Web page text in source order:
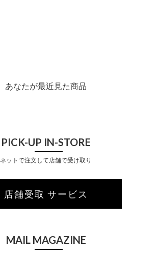
あなたが最近見た商品
PICK-UP IN-STORE
ネットで注文して店舗で受け取り
店舗受取 サービス
MAIL MAGAZINE